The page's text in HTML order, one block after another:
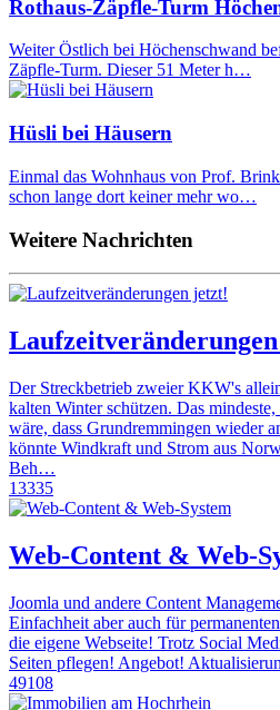
Rothaus-Zäpfle-Turm
Weiter Östlich bei Höchenschwand
Zäpfle-Turm. Dieser 51 Meter h…
Hüsli bei Häusern
Einmal das Wohnhaus von Prof.
schon lange dort keiner mehr wo…
Weitere Nachrichten
Der Streckbetrieb zweier KKW's
kalten Winter schützen. Das
wäre, dass Grundremmingen wieder
könnte Windkraft und Strom aus
Beh…
13335
Web-Content & Web-
Joomla und andere Content
Einfachheit aber auch für
die eigene Webseite! Trotz Social
Seiten pflegen! Angebot!
49108